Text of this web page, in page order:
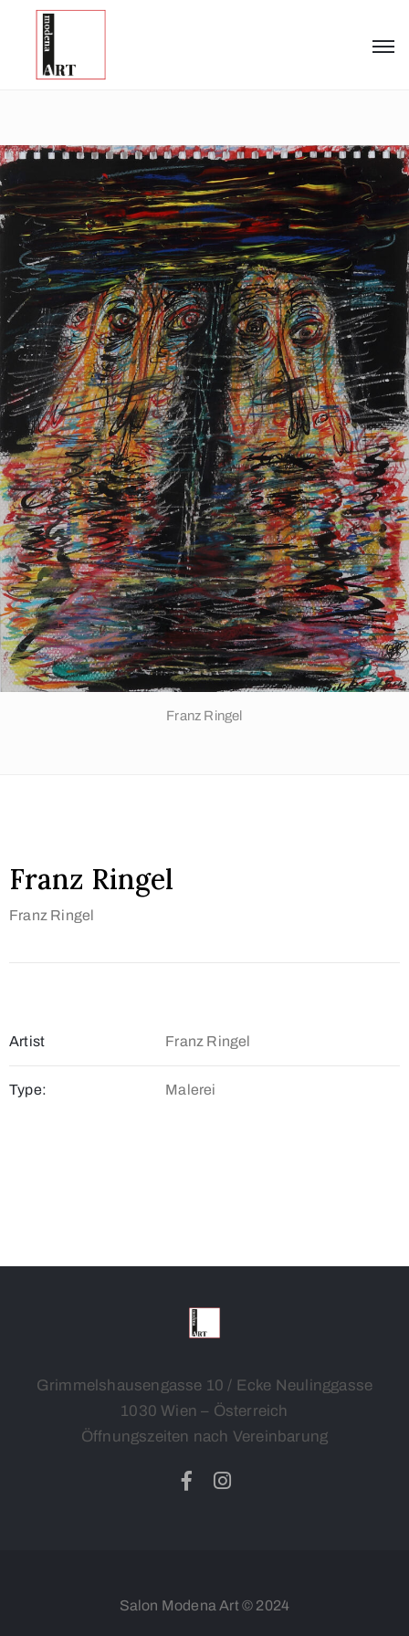
Franz Ringel
Franz Ringel
Franz Ringel
Artist Franz Ringel
Type: Malerei
Grimmelshausengasse 10 / Ecke Neulinggasse
1030 Wien – Österreich
Öffnungszeiten nach Vereinbarung
Salon Modena Art © 2024